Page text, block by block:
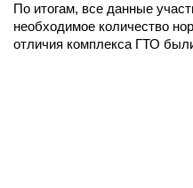
По итогам, все данные
необходимое количество
отличия комплекса ГТО